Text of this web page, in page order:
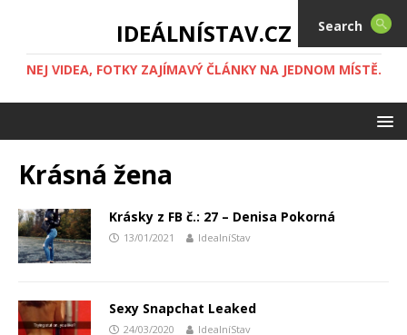
IDEÁLNÍSTAV.CZ
NEJ VIDEA, FOTKY ZAJÍMAVÝ ČLÁNKY NA JEDNOM MÍSTĚ.
Krásná žena
Krásky z FB č.: 27 – Denisa Pokorná
13/01/2021 IdealníStav
Sexy Snapchat Leaked
24/03/2020 IdealníStav
Search